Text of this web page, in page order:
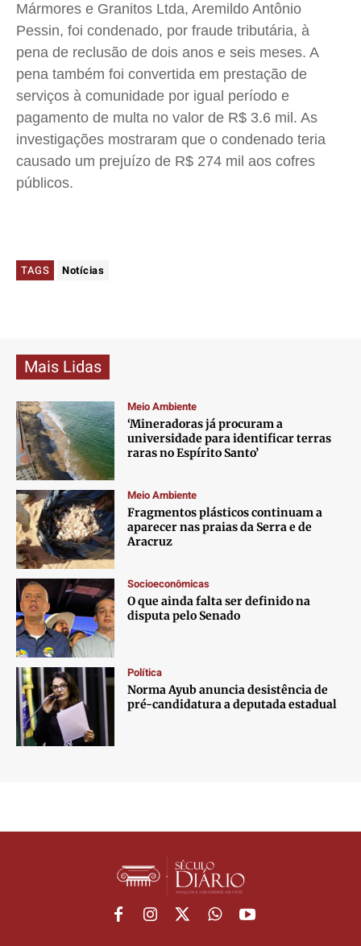
Mármores e Granitos Ltda, Aremildo Antônio
Pessin, foi condenado, por fraude tributária, à
pena de reclusão de dois anos e seis meses. A
pena também foi convertida em prestação de
serviços à comunidade por igual período e
pagamento de multa no valor de R$ 3.6 mil. As
investigações mostraram que o condenado teria
causado um prejuízo de R$ 274 mil aos cofres
públicos.
TAGS Notícias
Mais Lidas
Meio Ambiente
‘Mineradoras já procuram a
universidade para identificar terras
raras no Espírito Santo’
Meio Ambiente
Fragmentos plásticos continuam a
aparecer nas praias da Serra e de
Aracruz
Socioeconômicas
O que ainda falta ser definido na
disputa pelo Senado
Política
Norma Ayub anuncia desistência de
pré-candidatura a deputada estadual